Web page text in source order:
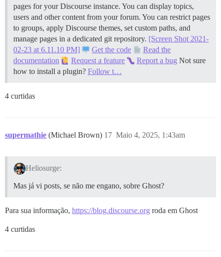
pages for your Discourse instance. You can display topics,
users and other content from your forum. You can restrict pages
to groups, apply Discourse themes, set custom paths, and
manage pages in a dedicated git repository. [Screen Shot 2021-
02-23 at 6.11.10 PM]
Get the code
Read the
documentation
Request a feature Report a bug Not sure
how to install a plugin? Follow t…
4 curtidas
supermathie (Michael Brown) Maio 4, 2025, 1:43am
17
Heliosurge:
Mas já vi posts, se não me engano, sobre Ghost?
Para sua informação, https://blog.discourse.org roda em Ghost
4 curtidas